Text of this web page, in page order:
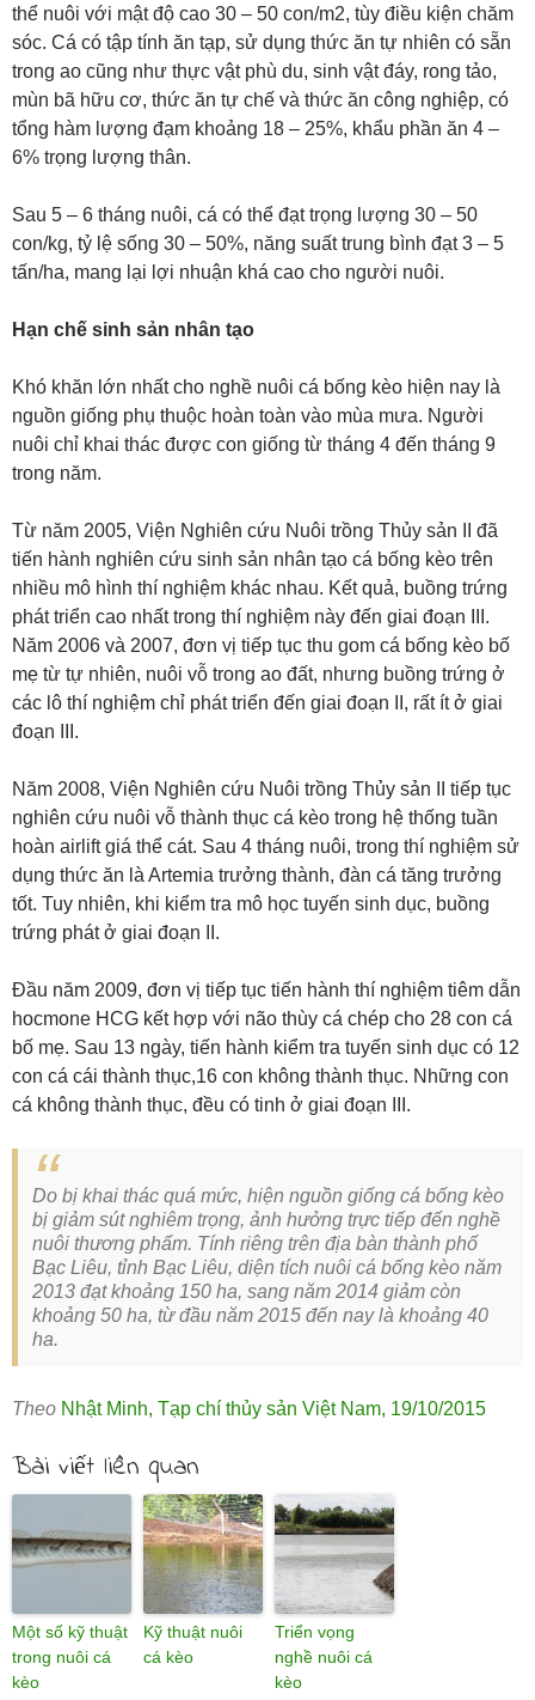
thể nuôi với mật độ cao 30 – 50 con/m2, tùy điều kiện chăm
sóc. Cá có tập tính ăn tạp, sử dụng thức ăn tự nhiên có sẵn
trong ao cũng như thực vật phù du, sinh vật đáy, rong tảo,
mùn bã hữu cơ, thức ăn tự chế và thức ăn công nghiệp, có
tổng hàm lượng đạm khoảng 18 – 25%, khẩu phần ăn 4 –
6% trọng lượng thân.
Sau 5 – 6 tháng nuôi, cá có thể đạt trọng lượng 30 – 50
con/kg, tỷ lệ sống 30 – 50%, năng suất trung bình đạt 3 – 5
tấn/ha, mang lại lợi nhuận khá cao cho người nuôi.
Hạn chế sinh sản nhân tạo
Khó khăn lớn nhất cho nghề nuôi cá bống kèo hiện nay là
nguồn giống phụ thuộc hoàn toàn vào mùa mưa. Người
nuôi chỉ khai thác được con giống từ tháng 4 đến tháng 9
trong năm.
Từ năm 2005, Viện Nghiên cứu Nuôi trồng Thủy sản II đã
tiến hành nghiên cứu sinh sản nhân tạo cá bống kèo trên
nhiều mô hình thí nghiệm khác nhau. Kết quả, buồng trứng
phát triển cao nhất trong thí nghiệm này đến giai đoạn III.
Năm 2006 và 2007, đơn vị tiếp tục thu gom cá bống kèo bố
mẹ từ tự nhiên, nuôi vỗ trong ao đất, nhưng buồng trứng ở
các lô thí nghiệm chỉ phát triển đến giai đoạn II, rất ít ở giai
đoạn III.
Năm 2008, Viện Nghiên cứu Nuôi trồng Thủy sản II tiếp tục
nghiên cứu nuôi vỗ thành thục cá kèo trong hệ thống tuần
hoàn airlift giá thể cát. Sau 4 tháng nuôi, trong thí nghiệm sử
dụng thức ăn là Artemia trưởng thành, đàn cá tăng trưởng
tốt. Tuy nhiên, khi kiểm tra mô học tuyến sinh dục, buồng
trứng phát ở giai đoạn II.
Đầu năm 2009, đơn vị tiếp tục tiến hành thí nghiệm tiêm dẫn
hocmone HCG kết hợp với não thùy cá chép cho 28 con cá
bố mẹ. Sau 13 ngày, tiến hành kiểm tra tuyến sinh dục có 12
con cá cái thành thục,16 con không thành thục. Những con
cá không thành thục, đều có tinh ở giai đoạn III.
Do bị khai thác quá mức, hiện nguồn giống cá bống kèo
bị giảm sút nghiêm trọng, ảnh hưởng trực tiếp đến nghề
nuôi thương phẩm. Tính riêng trên địa bàn thành phố
Bạc Liêu, tỉnh Bạc Liêu, diện tích nuôi cá bống kèo năm
2013 đạt khoảng 150 ha, sang năm 2014 giảm còn
khoảng 50 ha, từ đầu năm 2015 đến nay là khoảng 40
ha.
Theo Nhật Minh, Tạp chí thủy sản Việt Nam, 19/10/2015
Bài viết liên quan
Một số kỹ thuật
trong nuôi cá
kèo
Kỹ thuật nuôi
cá kèo
Triển vọng
nghề nuôi cá
kèo